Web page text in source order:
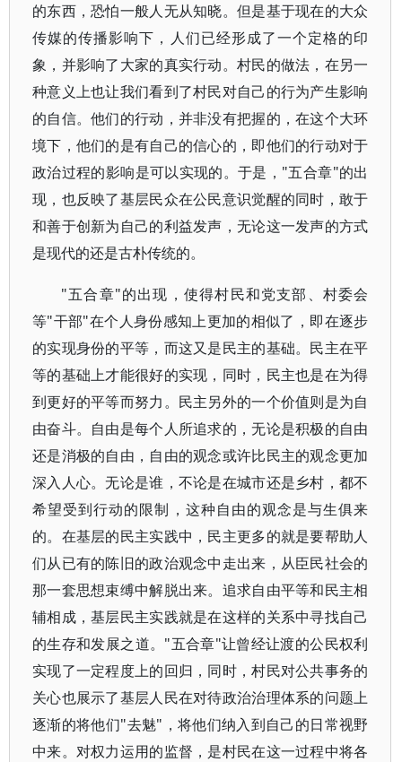
的东西，恐怕一般人无从知晓。但是基于现在的大众
传媒的传播影响下，人们已经形成了一个定格的印
象，并影响了大家的真实行动。村民的做法，在另一
种意义上也让我们看到了村民对自己的行为产生影响
的自信。他们的行动，并非没有把握的，在这个大环
境下，他们的是有自己的信心的，即他们的行动对于
政治过程的影响是可以实现的。于是，"五合章"的出
现，也反映了基层民众在公民意识觉醒的同时，敢于
和善于创新为自己的利益发声，无论这一发声的方式
是现代的还是古朴传统的。
"五合章"的出现，使得村民和党支部、村委会
等"干部"在个人身份感知上更加的相似了，即在逐步
的实现身份的平等，而这又是民主的基础。民主在平
等的基础上才能很好的实现，同时，民主也是在为得
到更好的平等而努力。民主另外的一个价值则是为自
由奋斗。自由是每个人所追求的，无论是积极的自由
还是消极的自由，自由的观念或许比民主的观念更加
深入人心。无论是谁，不论是在城市还是乡村，都不
希望受到行动的限制，这种自由的观念是与生俱来
的。在基层的民主实践中，民主更多的就是要帮助人
们从已有的陈旧的政治观念中走出来，从臣民社会的
那一套思想束缚中解脱出来。追求自由平等和民主相
辅相成，基层民主实践就是在这样的关系中寻找自己
的生存和发展之道。"五合章"让曾经让渡的公民权利
实现了一定程度上的回归，同时，村民对公共事务的
关心也展示了基层人民在对待政治治理体系的问题上
逐渐的将他们"去魅"，将他们纳入到自己的日常视野
中来。对权力运用的监督，是村民在这一过程中将各